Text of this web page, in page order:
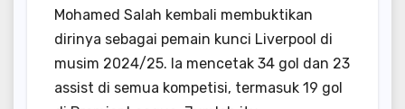
Mohamed Salah kembali membuktikan
dirinya sebagai pemain kunci Liverpool di
musim 2024/25. Ia mencetak 34 gol dan 23
assist di semua kompetisi, termasuk 19 gol